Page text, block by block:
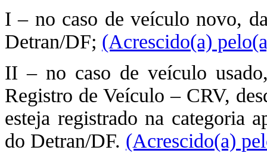
I – no caso de veículo novo,
Detran/DF; (Acrescido(a)
II – no caso de veículo
Registro de Veículo – CRV,
esteja registrado na categoria
do Detran/DF. (Acrescido(a)